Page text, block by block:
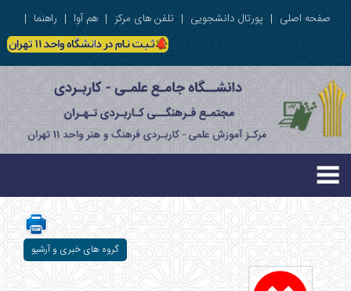
صفحه اصلی | پورتال دانشجویی | تلفن های مرکز | هم آوا | راهنما |
گروه های خبری و آرشیو